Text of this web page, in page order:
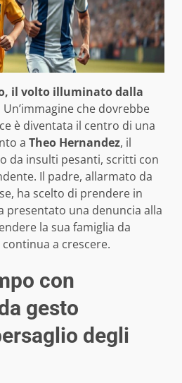
il volto illuminato dalla
Un’immagine che dovrebbe
è diventata il centro di una
a Theo Hernandez, il
da insulti pesanti, scritti con
Il padre, allarmato da
ha scelto di prendere in
presentato una denuncia alla
la sua famiglia da
a crescere.
con
gesto
degli